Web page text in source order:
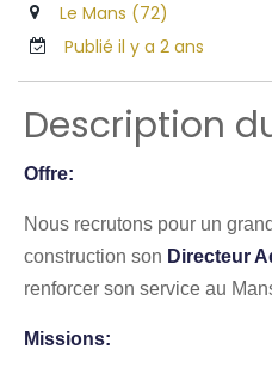
Le Mans (72)
Publié il y a 2 ans
Description
Offre:
Nous recrutons pour un
construction son Directeur
renforcer son service au
Missions: